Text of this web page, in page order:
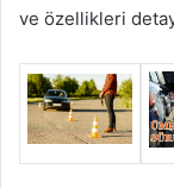
ve özellikleri